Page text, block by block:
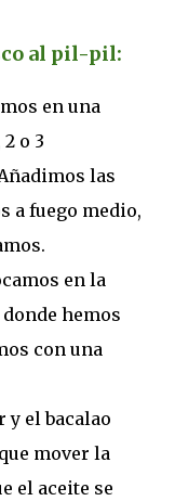
al pil-pil:
en una
o 3
las
a fuego medio,
en la
hemos
con una
y el bacalao
mover la
el aceite se